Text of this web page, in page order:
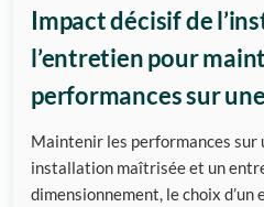
Impact décisif de
l’entretien pour
performances sur
Maintenir les performances sur
installation maîtrisée et un
dimensionnement, le choix